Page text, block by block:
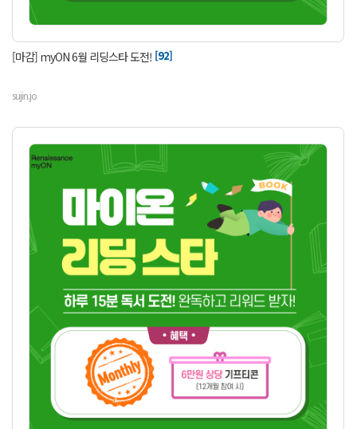
[마감] myON 6월 리딩스타 도전! [92]
sujin.jo